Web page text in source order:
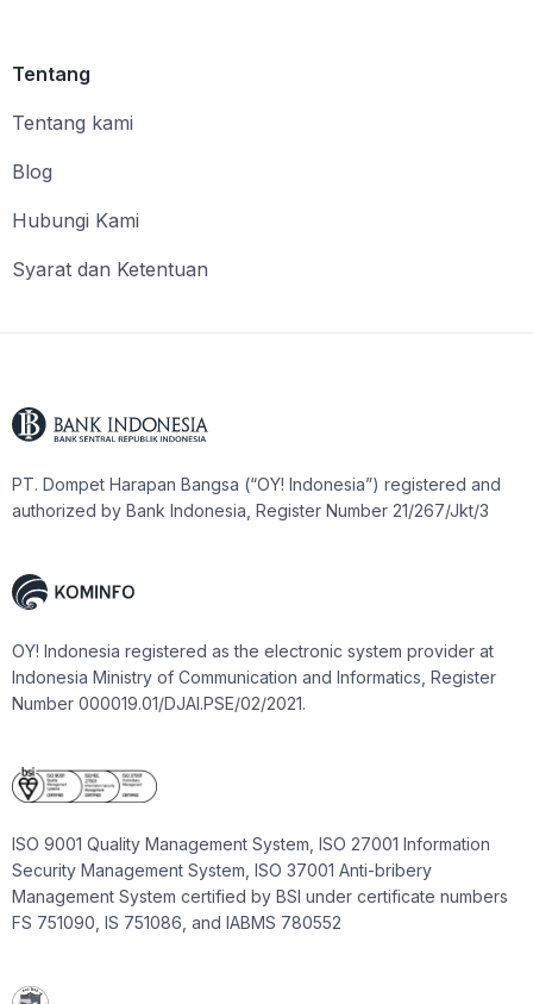
Tentang
Tentang kami
Blog
Hubungi Kami
Syarat dan Ketentuan
PT. Dompet Harapan Bangsa (“OY! Indonesia”) registered and
authorized by Bank Indonesia, Register Number 21/267/Jkt/3
OY! Indonesia registered as the electronic system provider at
Indonesia Ministry of Communication and Informatics, Register
Number 000019.01/DJAI.PSE/02/2021.
ISO 9001 Quality Management System, ISO 27001 Information
Security Management System, ISO 37001 Anti-bribery
Management System certified by BSI under certificate numbers
FS 751090, IS 751086, and IABMS 780552